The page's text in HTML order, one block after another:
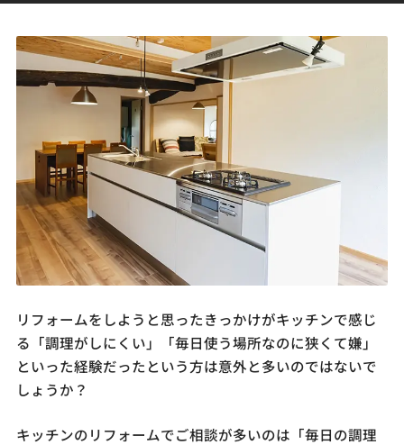
リフォームをしようと思ったきっかけがキッチンで感じ
る「調理がしにくい」「毎日使う場所なのに狭くて嫌」
といった経験だったという方は意外と多いのではないで
しょうか？
キッチンのリフォームでご相談が多いのは「毎日の調理